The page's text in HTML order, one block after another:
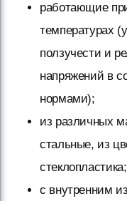
работающие
температурах
ползучести и
напряжений в
нормами);
из различных
стальные, из
стеклопластика;
с внутренним